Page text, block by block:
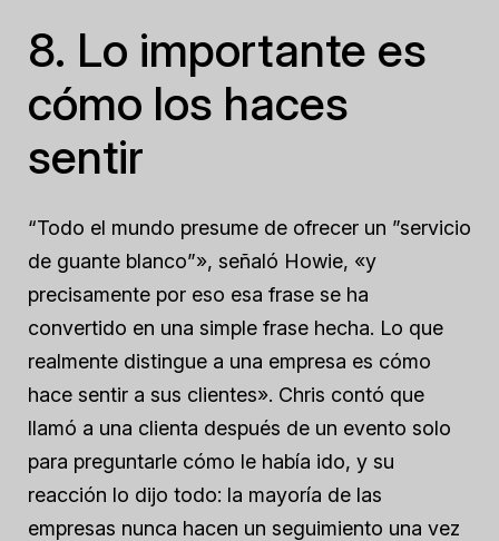
8. Lo importante es
cómo los haces
sentir
“Todo el mundo presume de ofrecer un ”servicio
de guante blanco”», señaló Howie, «y
precisamente por eso esa frase se ha
convertido en una simple frase hecha. Lo que
realmente distingue a una empresa es cómo
hace sentir a sus clientes». Chris contó que
llamó a una clienta después de un evento solo
para preguntarle cómo le había ido, y su
reacción lo dijo todo: la mayoría de las
empresas nunca hacen un seguimiento una vez